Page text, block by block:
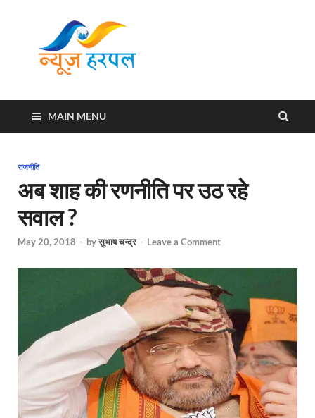
MAIN MENU
राजनीति
अब शाह की रणनीति पर उठ रहे
सवाल ?
May 20, 2018 - byसुभाष चन्द्र - Leave a Comment